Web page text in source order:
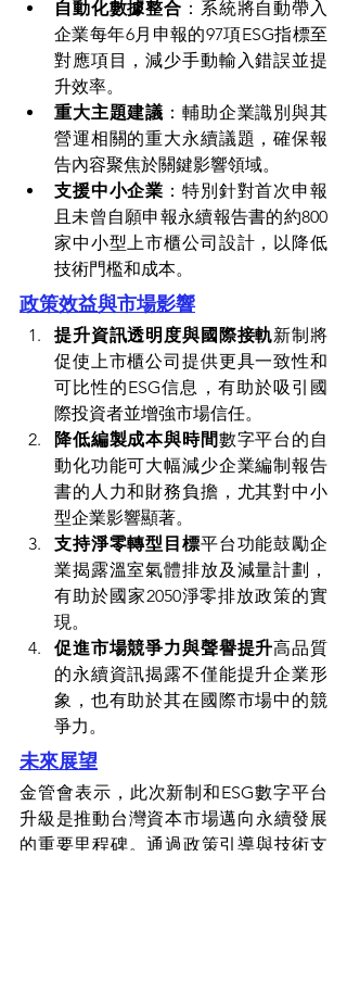
自動化數據整合 ：系統將自動帶入
企業每年6月申報的97項ESG指標至
對應項目，減少手動輸入錯誤並提
升效率。
重大主題建議 ：輔助企業識別與其
營運相關的重大永續議題，確保報
告內容聚焦於關鍵影響領域。
支援中小企業 ：特別針對首次申報
且未曾自願申報永續報告書的約800
家中小型上市櫃公司設計，以降低
技術門檻和成本。
政策效益與市場影響
提升資訊透明度與國際接軌新制將
促使上市櫃公司提供更具一致性和
可比性的ESG信息，有助於吸引國
際投資者並增強市場信任。
降低編製成本與時間數字平台的自
動化功能可大幅減少企業編制報告
書的人力和財務負擔，尤其對中小
型企業影響顯著。
支持淨零轉型目標平台功能鼓勵企
業揭露溫室氣體排放及減量計劃，
有助於國家2050淨零排放政策的實
現。
促進市場競爭力與聲譽提升高品質
的永續資訊揭露不僅能提升企業形
象，也有助於其在國際市場中的競
爭力。
未來展望
金管會表示，此次新制和ESG數字平台
升級是推動台灣資本市場邁向永續發展
的重要里程碑。通過政策引導與技術支